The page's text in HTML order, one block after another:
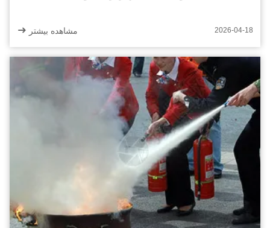
2026-04-18 مشاهده بیشتر